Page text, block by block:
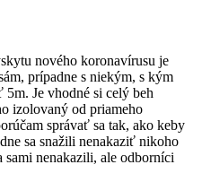
nového koronavírusu je
prípadne s niekým, s kým
Je vhodné si celý beh
izolovaný od priameho
správať sa tak, ako keby
sa snažili nenakaziť nikoho
nenakazili, ale odborníci